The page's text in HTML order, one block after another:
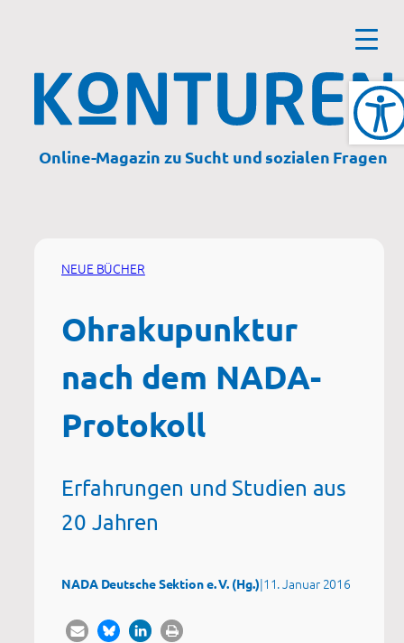
Online-Magazin zu Sucht und sozialen Fragen
NEUE BÜCHER
Ohrakupunktur
nach dem NADA-
Protokoll
Erfahrungen und Studien aus
20 Jahren
NADA Deutsche Sektion e. V. (Hg.)|11. Januar 2016